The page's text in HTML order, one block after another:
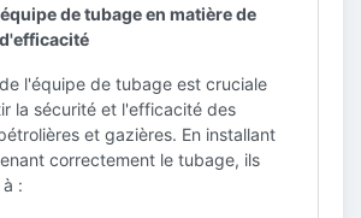
de tubage en matière de
l'équipe de tubage est cruciale
la sécurité et l'efficacité des
et gazières. En installant
correctement le tubage, ils
: